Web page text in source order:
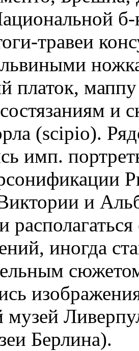
травеи
платок,
и
(scipio).
имп.
и
иногда
музей
Берлина).